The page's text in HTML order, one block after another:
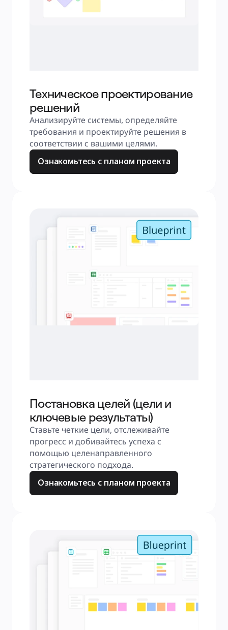
Техническое проектирование
решений
Анализируйте системы, определяйте
требования и проектируйте решения в
соответствии с вашими целями.
Ознакомьтесь с планом проекта
Постановка целей (цели и
ключевые результаты)
Ставьте четкие цели, отслеживайте
прогресс и добивайтесь успеха с
помощью целенаправленного
стратегического подхода.
Ознакомьтесь с планом проекта